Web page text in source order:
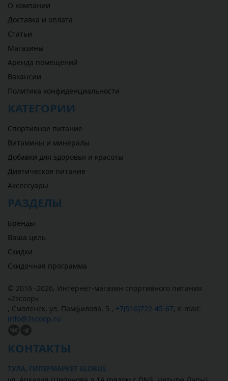
О компании
Доставка и оплата
Статьи
Магазины
Аренда помещений
Вакансии
Политика конфиденциальности
КАТЕГОРИИ
Спортивное питание
Витамины и минералы
Добавки для здоровья и красоты
Диетическое питание
Аксессуары
РАЗДЕЛЫ
Бренды
Ваша цель
Скидки
Скидочная программа
© 2016 -2026, Интернет-магазин спортивного питания
«2scoop»
, Смоленск, ул. Памфилова, 5 , +7(910)722-45-67, e-mail:
info@2scoop.ru
КОНТАКТЫ
ТУЛА, ГИПЕРМАРКЕТ GLOBUS